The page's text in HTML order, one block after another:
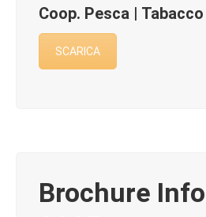
Coop. Pesca | Tabacco
SCARICA
Brochure